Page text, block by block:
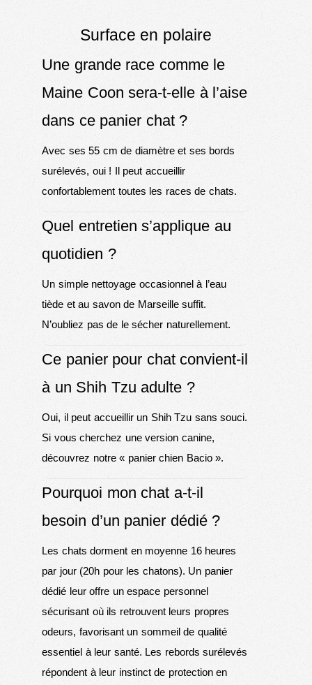
Surface en polaire
Une grande race comme le
Maine Coon sera-t-elle à l’aise
dans ce panier chat ?
Avec ses 55 cm de diamètre et ses bords
surélevés, oui ! Il peut accueillir
confortablement toutes les races de chats.
Quel entretien s’applique au
quotidien ?
Un simple nettoyage occasionnel à l’eau
tiède et au savon de Marseille suffit.
N’oubliez pas de le sécher naturellement.
Ce panier pour chat convient-il
à un Shih Tzu adulte ?
Oui, il peut accueillir un Shih Tzu sans souci.
Si vous cherchez une version canine,
découvrez notre « panier chien Bacio».
Pourquoi mon chat a-t-il
besoin d’un panier dédié ?
Les chats dorment en moyenne 16 heures
par jour (20h pour les chatons). Un panier
dédié leur offre un espace personnel
sécurisant où ils retrouvent leurs propres
odeurs, favorisant un sommeil de qualité
essentiel à leur santé. Les rebords surélevés
répondent à leur instinct de protection en